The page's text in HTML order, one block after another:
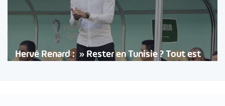
Hervé Renard : » Rester en Tunisie ? Tout est